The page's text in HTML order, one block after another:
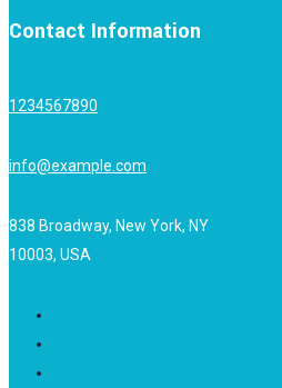
Contact Information
1234567890
info@example.com
838 Broadway, New York, NY
10003, USA